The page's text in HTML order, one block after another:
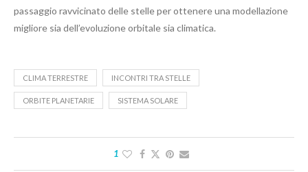
passaggio ravvicinato delle stelle per ottenere una modellazione
migliore sia dell’evoluzione orbitale sia climatica.
CLIMA TERRESTRE INCONTRI TRA STELLE
ORBITE PLANETARIE SISTEMA SOLARE
1